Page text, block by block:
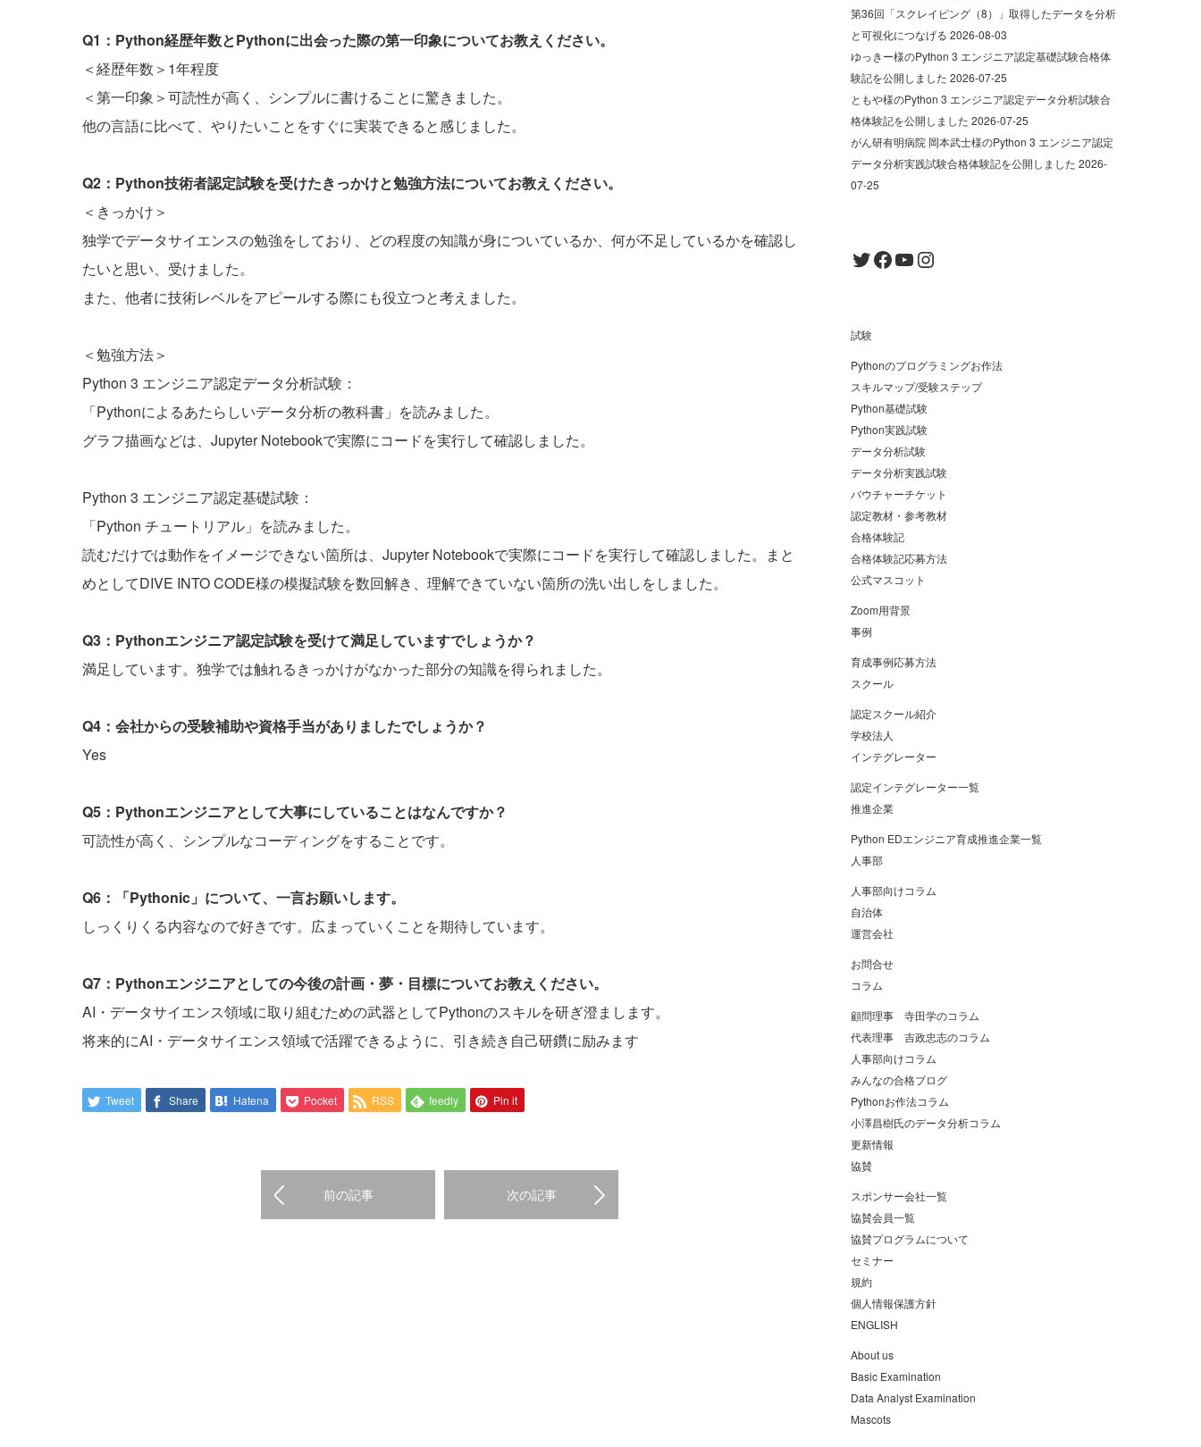
Q1：Python経歴年数とPythonに出会った際の第一印象についてお教えください。
＜経歴年数＞1年程度
＜第一印象＞可読性が高く、シンプルに書けることに驚きました。
他の言語に比べて、やりたいことをすぐに実装できると感じました。
Q2：Python技術者認定試験を受けたきっかけと勉強方法についてお教えください。
＜きっかけ＞
独学でデータサイエンスの勉強をしており、どの程度の知識が身についているか、何が不足しているかを確認し
たいと思い、受けました。
また、他者に技術レベルをアピールする際にも役立つと考えました。
＜勉強方法＞
Python 3 エンジニア認定データ分析試験：
「Pythonによるあたらしいデータ分析の教科書」を読みました。
グラフ描画などは、Jupyter Notebookで実際にコードを実行して確認しました。
Python 3 エンジニア認定基礎試験：
「Python チュートリアル」を読みました。
読むだけでは動作をイメージできない箇所は、Jupyter Notebookで実際にコードを実行して確認しました。まと
めとしてDIVE INTO CODE様の模擬試験を数回解き、理解できていない箇所の洗い出しをしました。
Q3：Pythonエンジニア認定試験を受けて満足していますでしょうか？
満足しています。独学では触れるきっかけがなかった部分の知識を得られました。
Q4：会社からの受験補助や資格手当がありましたでしょうか？
Yes
Q5：Pythonエンジニアとして大事にしていることはなんですか？
可読性が高く、シンプルなコーディングをすることです。
Q6：「Pythonic」について、一言お願いします。
しっくりくる内容なので好きです。広まっていくことを期待しています。
Q7：Pythonエンジニアとしての今後の計画・夢・目標についてお教えください。
AI・データサイエンス領域に取り組むための武器としてPythonのスキルを研ぎ澄まします。
将来的にAI・データサイエンス領域で活躍できるように、引き続き自己研鑽に励みます
Tweet Share Hatena Pocket RSS feedly Pin it
前の記事 次の記事
第36回「スクレイピング（8）」取得したデータを分析
と可視化につなげる 2026-08-03
ゆっきー様のPython 3 エンジニア認定基礎試験合格体
験記を公開しました 2026-07-25
ともや様のPython 3 エンジニア認定データ分析試験合
格体験記を公開しました 2026-07-25
がん研有明病院 岡本武士様のPython 3 エンジニア認定
データ分析実践試験合格体験記を公開しました 2026-
07-25
Twitter
Facebook
YouTube
Instagram
試験
Pythonのプログラミングお作法
スキルマップ/受験ステップ
Python基礎試験
Python実践試験
データ分析試験
データ分析実践試験
バウチャーチケット
認定教材・参考教材
合格体験記
合格体験記応募方法
公式マスコット
Zoom用背景
事例
育成事例応募方法
スクール
認定スクール紹介
学校法人
インテグレーター
認定インテグレーター一覧
推進企業
Python EDエンジニア育成推進企業一覧
人事部
人事部向けコラム
自治体
運営会社
お問合せ
コラム
顧問理事 寺田学のコラム
代表理事 吉政忠志のコラム
人事部向けコラム
みんなの合格ブログ
Pythonお作法コラム
小澤昌樹氏のデータ分析コラム
更新情報
協賛
スポンサー会社一覧
協賛会員一覧
協賛プログラムについて
セミナー
規約
個人情報保護方針
ENGLISH
About us
Basic Examination
Data Analyst Examination
Mascots